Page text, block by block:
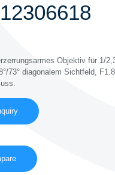
Objektiv für 1/
73° diagonalem Sichtfeld,